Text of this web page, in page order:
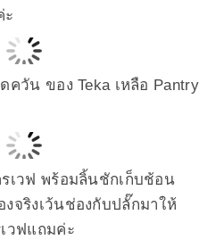
ะ
ควัน ของ Teka เหลือ Pantry
รเวฟ พร้อมลิ้นชักเก็บช้อน
จริงเว้นช่องกับปลั๊กมาให้
วฟแถมค่ะ